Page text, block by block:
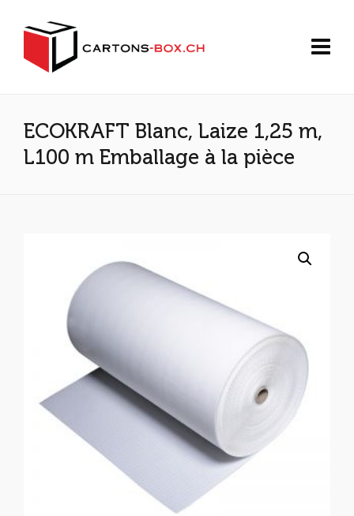
ECOKRAFT Blanc, Laize 1,25 m,
L100 m Emballage à la pièce